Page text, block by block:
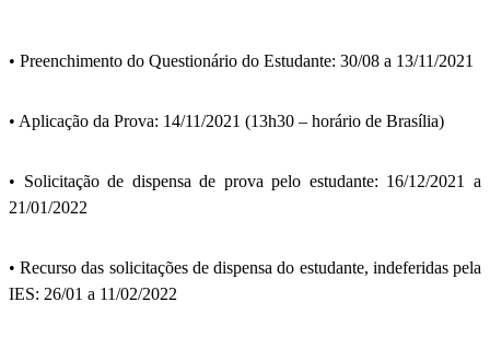
• Preenchimento do Questionário do Estudante: 30/08 a 13/11/2021
• Aplicação da Prova: 14/11/2021 (13h30 – horário de Brasília)
• Solicitação de dispensa de prova pelo estudante: 16/12/2021 a
21/01/2022
• Recurso das solicitações de dispensa do estudante, indeferidas pela
IES: 26/01 a 11/02/2022